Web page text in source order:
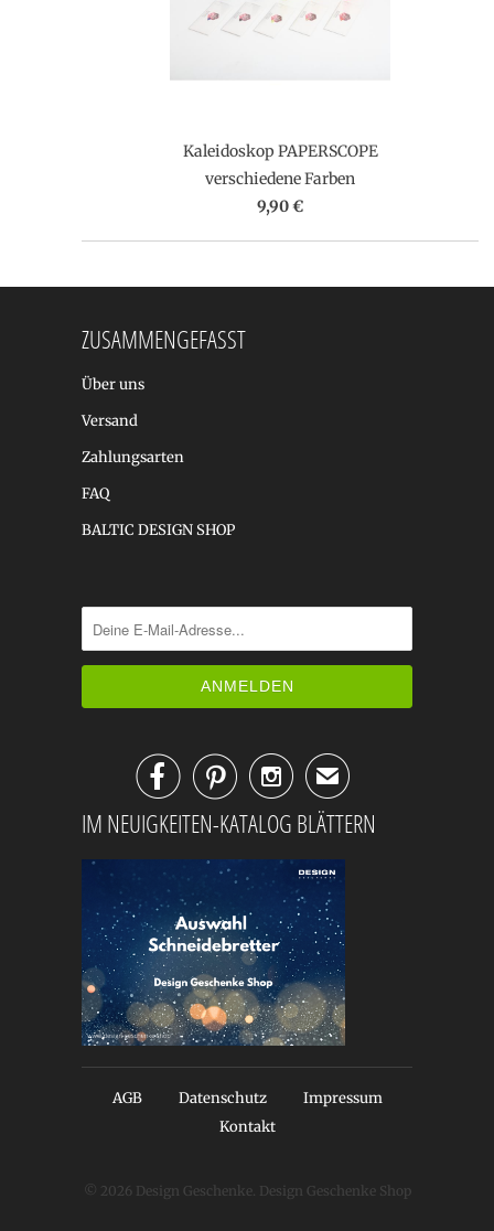
Kaleidoskop PAPERSCOPE
verschiedene Farben
9,90 €
ZUSAMMENGEFASST
Über uns
Versand
Zahlungsarten
FAQ
BALTIC DESIGN SHOP
✉
IM NEUIGKEITEN-KATALOG BLÄTTERN
AGB Datenschutz
Impressum
Kontakt
© 2026 Design Geschenke. Design Geschenke Shop